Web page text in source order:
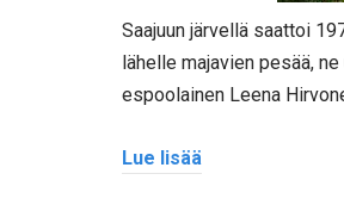
Saajuun järvellä saattoi
lähelle majavien pesää,
espoolainen Leena
Lue lisää